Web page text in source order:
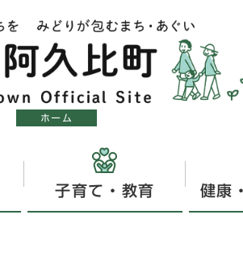
ホーム
子育て・教育 健康